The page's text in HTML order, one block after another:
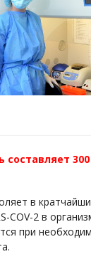
составляет
в
COV-2 в
при